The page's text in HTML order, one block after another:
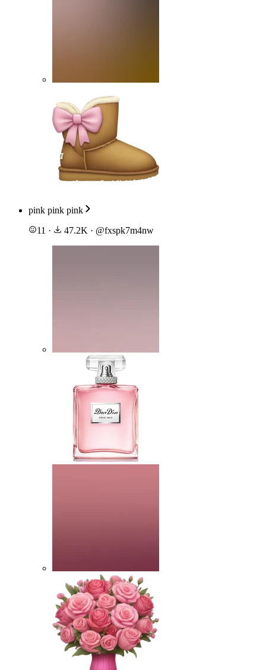
pink pink pink
11 · 47.2K · @fxspk7m4nw